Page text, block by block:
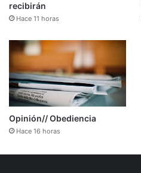
recibirán
Hace 11 horas
Opinión// Obediencia
Hace 16 horas